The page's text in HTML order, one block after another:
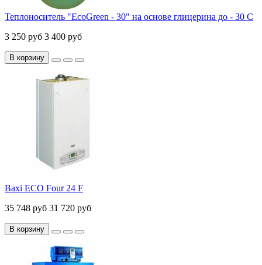
Теплоноситель "EcoGreen - 30" на основе глицерина до - 30 С
3 250 руб 3 400 руб
В корзину
Baxi ECO Four 24 F
35 748 руб 31 720 руб
В корзину